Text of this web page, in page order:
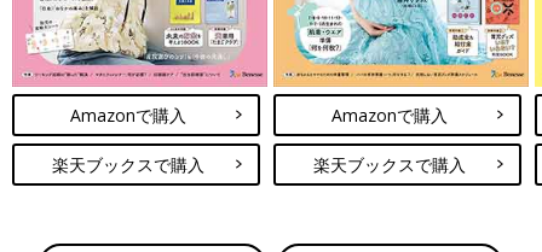
Amazonで購入
楽天ブックスで購入
Amazonで購入
楽天ブックスで購入